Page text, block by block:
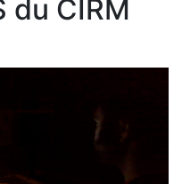
du CIRM